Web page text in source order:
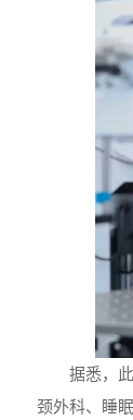
据悉，
颈外科、睡